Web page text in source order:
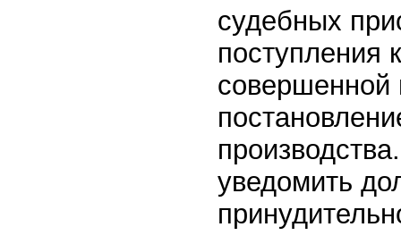
судебных
поступления
совершенной
уведомить